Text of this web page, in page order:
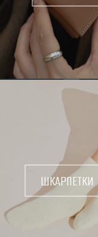
ШКАРПЕТКИ